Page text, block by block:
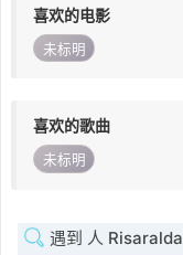
喜欢的电影
未标明
喜欢的歌曲
未标明
遇到 人 Risaralda